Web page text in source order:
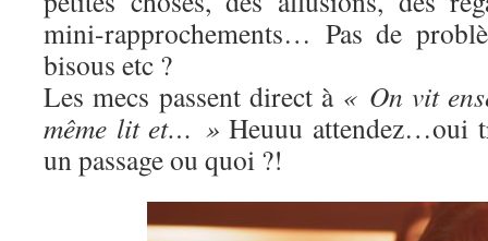
mini-rapprochements… Pas de
bisous etc ?
Les mecs passent direct à « On vit
même lit et… » Heuuu attendez…oui
un passage ou quoi ?!